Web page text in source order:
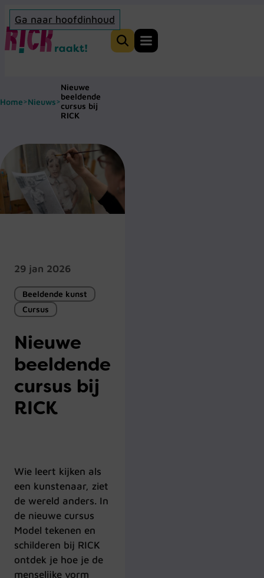
Ga naar hoofdinhoud
Home
Zoeken
Home>Nieuws>
Nieuwe
beeldende
cursus bij
RICK
29 jan 2026
Beeldende kunst
Cursus
Nieuwe
beeldende
cursus bij
RICK
Wie leert kijken als
een kunstenaar, ziet
de wereld anders. In
de nieuwe cursus
Model tekenen en
schilderen bij RICK
ontdek je hoe je de
menselijke vorm